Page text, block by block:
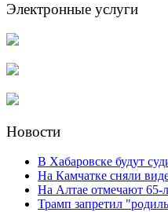
Электронные услуги
Новости
В Хабаровске будут
На Камчатке сняли
На Алтае отмечают 65-
Трамп запретил